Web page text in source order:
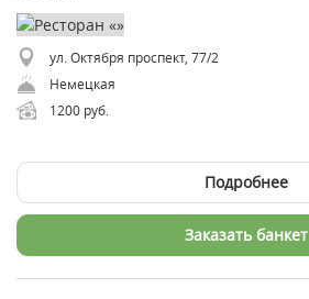
ул. Октября проспект, 77/2
Немецкая
1200 руб.
Подробнее
Заказать банкет